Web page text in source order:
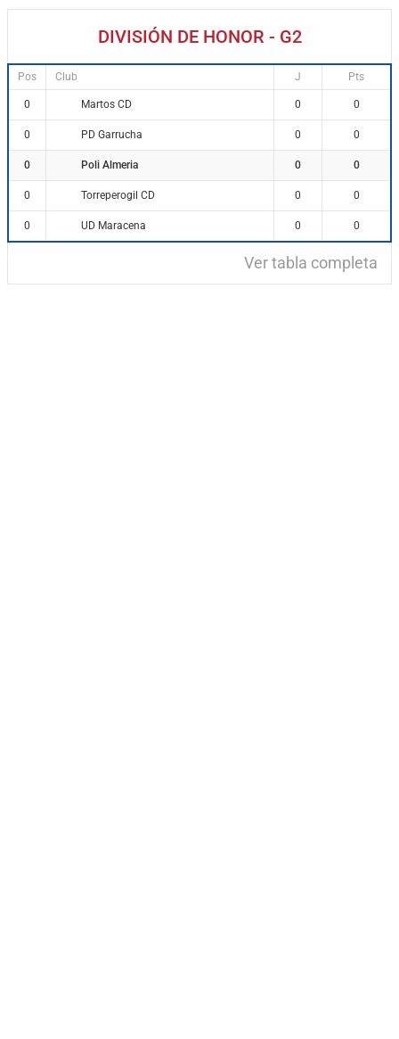
DIVISIÓN DE HONOR - G2
Pos Club J Pts
0 Martos CD 0 0
0 PD Garrucha 0 0
0 Poli Almeria 0 0
0 Torreperogil CD 0 0
0 UD Maracena 0 0
Ver tabla completa